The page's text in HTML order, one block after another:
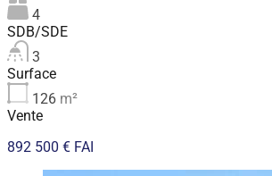
4
SDB/SDE
3
Surface
126 m²
Vente
892 500 € FAI